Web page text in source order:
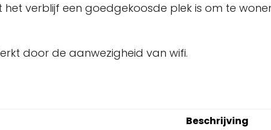
verblijf een goedgekoosde plek is om te
door de aanwezigheid van wifi.
Beschrijving